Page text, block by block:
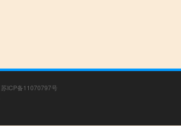
苏ICP备11070797号